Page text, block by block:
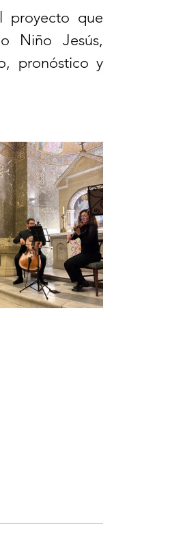
proyecto que
Niño Jesús,
pronóstico y